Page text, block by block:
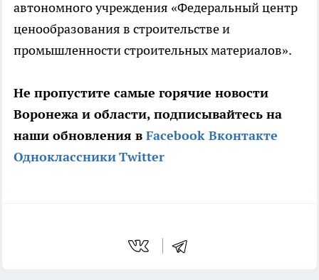
автономного учреждения «Федеральный центр
ценообразования в строительстве и
промышленности строительных материалов».
Не пропустите самые горячие новости
Воронежа и области, подписывайтесь на
наши обновления в Facebook Вконтакте
ОдноклассникиTwitter